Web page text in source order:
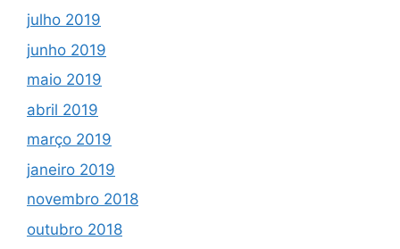
julho 2019
junho 2019
maio 2019
abril 2019
março 2019
janeiro 2019
novembro 2018
outubro 2018